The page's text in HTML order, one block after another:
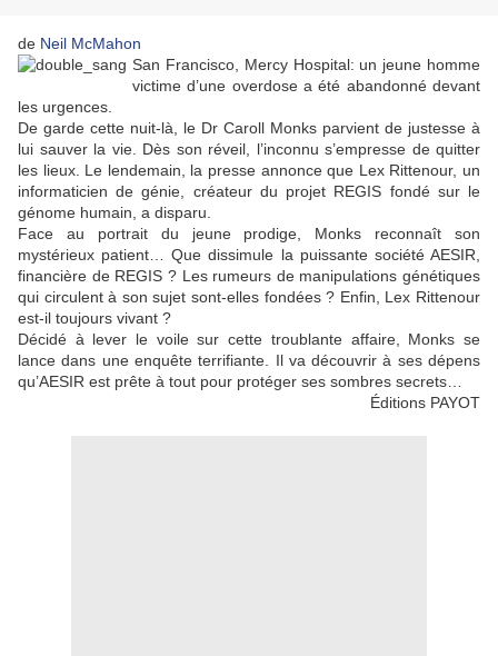
de Neil McMahon
San Francisco, Mercy Hospital: un jeune homme
victime d’une overdose a été abandonné devant
les urgences.
De garde cette nuit-là, le Dr Caroll Monks parvient de justesse à
lui sauver la vie. Dès son réveil, l’inconnu s’empresse de quitter
les lieux. Le lendemain, la presse annonce que Lex Rittenour, un
informaticien de génie, créateur du projet REGIS fondé sur le
génome humain, a disparu.
Face au portrait du jeune prodige, Monks reconnaît son
mystérieux patient… Que dissimule la puissante société AESIR,
financière de REGIS ? Les rumeurs de manipulations génétiques
qui circulent à son sujet sont-elles fondées ? Enfin, Lex Rittenour
est-il toujours vivant ?
Décidé à lever le voile sur cette troublante affaire, Monks se
lance dans une enquête terrifiante. Il va découvrir à ses dépens
qu’AESIR est prête à tout pour protéger ses sombres secrets…
Éditions PAYOT